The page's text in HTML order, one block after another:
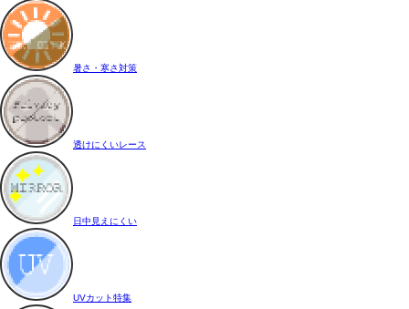
暑さ・寒さ対策
透けにくいレース
日中見えにくい
UVカット特集